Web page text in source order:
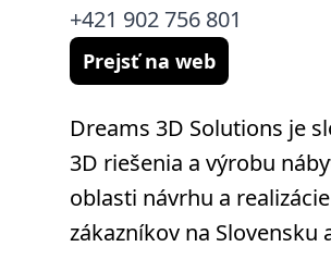
+421 902 756 801
Prejsť na web
Dreams 3D Solutions je
3D riešenia a výrobu
oblasti návrhu a
zákazníkov na Slovensku